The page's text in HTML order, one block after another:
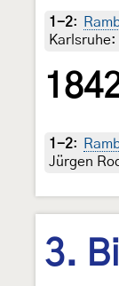
1-2:
Karlsruhe:
1-2:
Jürgen
3.